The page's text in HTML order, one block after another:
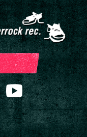
springen